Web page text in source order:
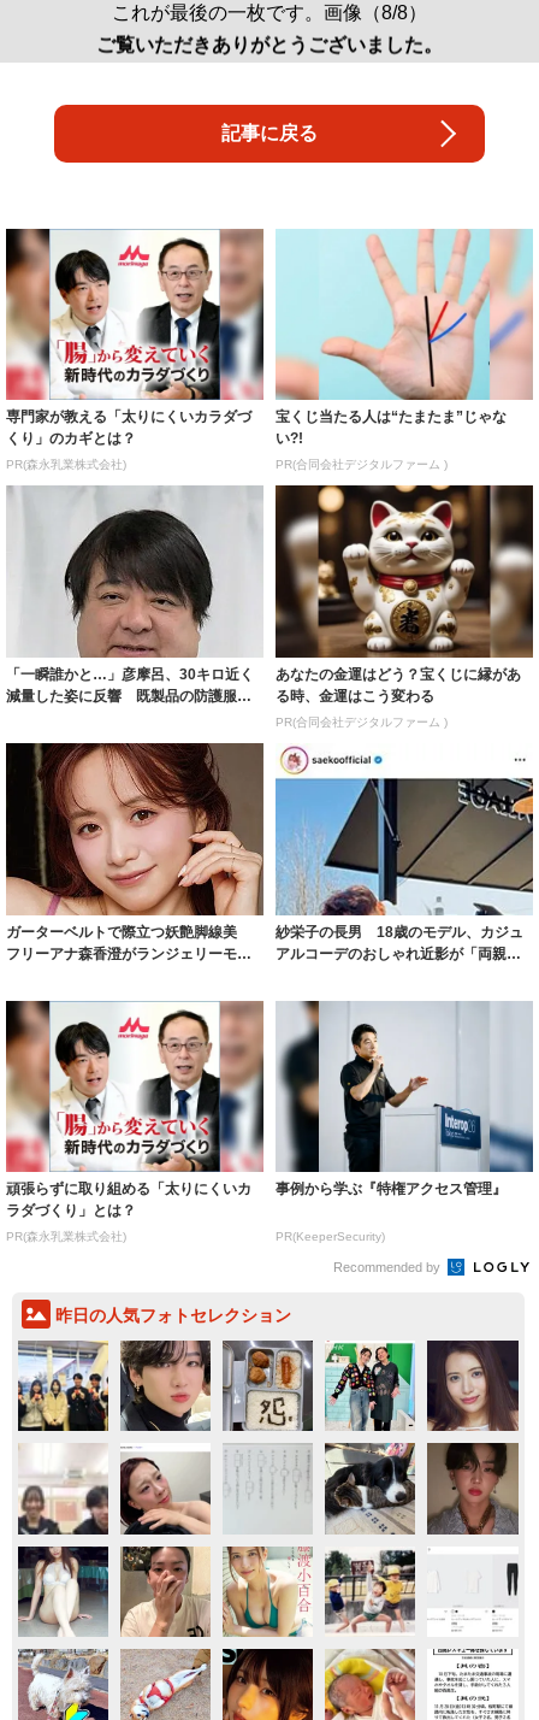
これが最後の一枚です。画像（8/8）
ご覧いただきありがとうございました。
記事に戻る
専門家が教える「太りにくいカラダづ
くり」のカギとは？
PR(森永乳業株式会社)
宝くじ当たる人は“たまたま”じゃな
い?!
PR(合同会社デジタルファーム )
「一瞬誰かと…」彦摩呂、30キロ近く
減量した姿に反響 既製品の防護服が
あなたの金運はどう？宝くじに縁があ
る時、金運はこう変わる
PR(合同会社デジタルファーム )
ガーターベルトで際立つ妖艶脚線美
フリーアナ森香澄がランジェリーモデ
紗栄子の長男 18歳のモデル、カジュ
アルコーデのおしゃれ近影が「両親の
頑張らずに取り組める「太りにくいカ
ラダづくり」とは？
PR(森永乳業株式会社)
事例から学ぶ『特権アクセス管理』
PR(KeeperSecurity)
Recommended by
昨日の人気フォトセレクション